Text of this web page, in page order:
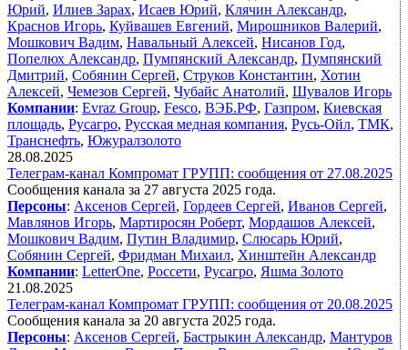
Юрий, Илиев Зарах, Исаев Юрий, Клячин Александр,
Краснов Игорь, Куйвашев Евгений, Мирошников Валерий,
Мошкович Вадим, Навальный Алексей, Нисанов Год,
Попелюх Александр, Пумпянский Александр, Пумпянский
Дмитрий, Собянин Сергей, Струков Константин, Хотин
Алексей, Чемезов Сергей, Чубайс Анатолий, Шувалов Игорь
Компании: Evraz Group, Fesco, ВЭБ.РФ, Газпром, Киевская
площадь, Русагро, Русская медная компания, Русь-Ойл, ТМК,
Транснефть, Южуралзолото
28.08.2025
Телеграм-канал Компромат ГРУПП: сообщения от 27.08.2025
Сообщения канала за 27 августа 2025 года.
Персоны: Аксенов Сергей, Гордеев Сергей, Иванов Сергей,
Мавлянов Игорь, Мартиросян Роберт, Мордашов Алексей,
Мошкович Вадим, Путин Владимир, Слюсарь Юрий,
Собянин Сергей, Фридман Михаил, Хинштейн Александр
Компании: LetterOne, Россети, Русагро, Яшма Золото
21.08.2025
Телеграм-канал Компромат ГРУПП: сообщения от 20.08.2025
Сообщения канала за 20 августа 2025 года.
Персоны: Аксенов Сергей, Бастрыкин Александр, Мантуров